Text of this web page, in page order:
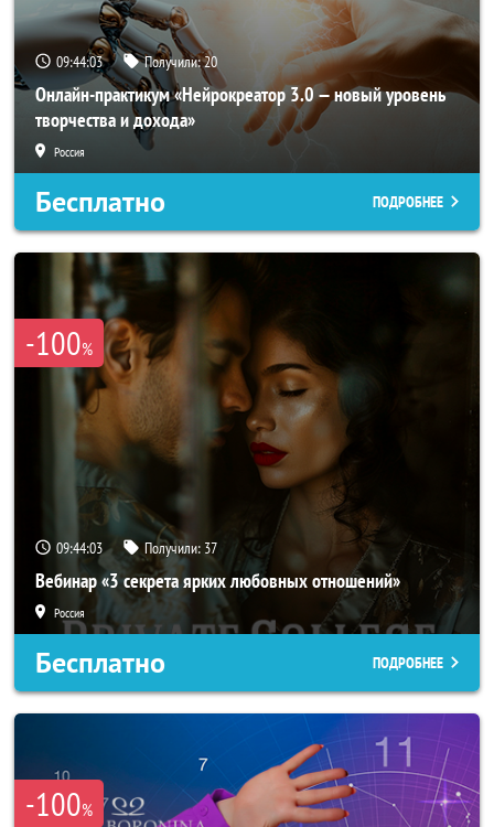
09:44:00 Получили:20
Онлайн-практикум «Нейрокреатор 3.0 — новый уровень
творчества и дохода»
Россия
Бесплатно ПОДРОБНЕЕ
-100%
09:44:00 Получили: 37
Вебинар «3 секрета ярких любовных отношений»
Россия
Бесплатно ПОДРОБНЕЕ
-100%